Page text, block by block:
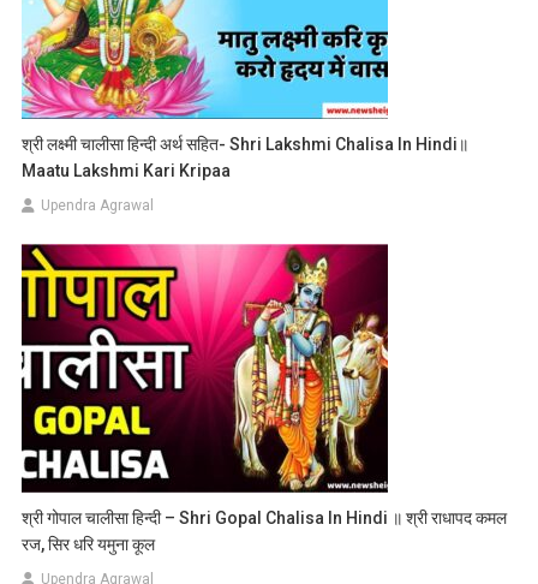
श्री लक्ष्मी चालीसा हिन्दी अर्थ सहित- Shri Lakshmi Chalisa In Hindi॥
Maatu Lakshmi Kari Kripaa
Upendra Agrawal
श्री गोपाल चालीसा हिन्दी – Shri Gopal Chalisa In Hindi ॥ श्री राधापद कमल
रज, सिर धरि यमुना कूल
Upendra Agrawal